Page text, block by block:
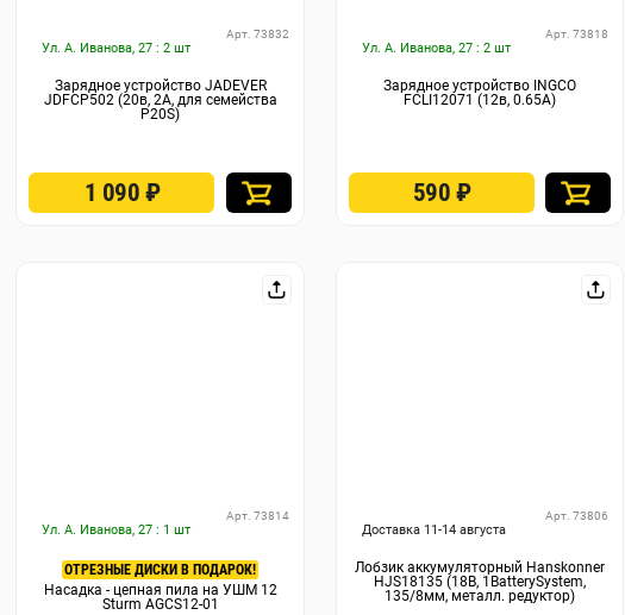
Ул. А. Иванова, 27 : 2 шт
Арт. 73832
Зарядное устройство JADEVER
JDFCP502 (20в, 2А, для семейства
P20S)
1 090 ₽
Ул. А. Иванова, 27 : 2 шт
Арт. 73818
Зарядное устройство INGCO
FCLI12071 (12в, 0.65А)
590 ₽
Ул. А. Иванова, 27 : 1 шт
Арт. 73814
ОТРЕЗНЫЕ ДИСКИ В ПОДАРОК!
Насадка - цепная пила на УШМ 12
Sturm AGCS12-01
Доставка 11-14 августа
Арт. 73806
Лобзик аккумуляторный Hanskonner
HJS18135 (18В, 1BatterySystem,
135/8мм, металл. редуктор)